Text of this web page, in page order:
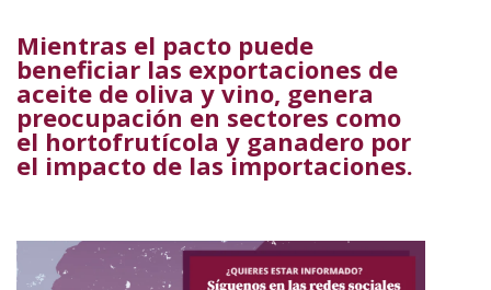
Mientras el pacto puede
beneficiar las exportaciones de
aceite de oliva y vino, genera
preocupación en sectores como
el hortofrutícola y ganadero por
el impacto de las importaciones.